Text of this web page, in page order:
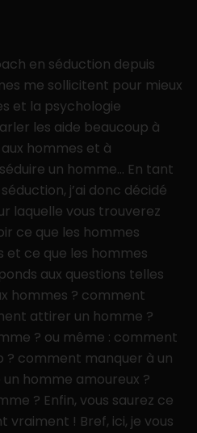
en séduction depuis
me sollicitent pour mieux
et la psychologie
les aide beaucoup à
hommes et à
un homme… En tant
j’ai donc décidé
laquelle vous trouverez
ce que les hommes
et ce que les hommes
aux questions telles
hommes ? comment
attirer un homme ?
? ou même : comment
? comment manquer à un
homme amoureux ?
? Enfin, vous saurez ce
vraiment ! Bref, ici, je vous